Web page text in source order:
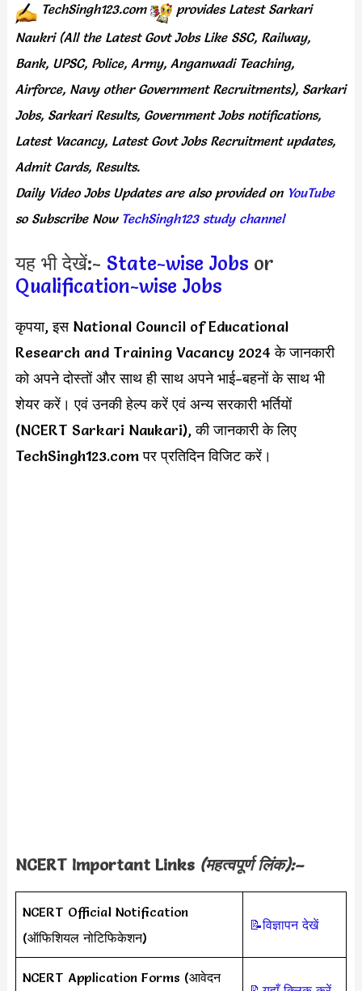
TechSingh123.com provides Latest Sarkari
Naukri (All the Latest Govt Jobs Like SSC, Railway,
Bank, UPSC, Police, Army, Anganwadi Teaching,
Airforce, Navy other Government Recruitments), Sarkari
Jobs, Sarkari Results, Government Jobs notifications,
Latest Vacancy, Latest Govt Jobs Recruitment updates,
Admit Cards, Results.
Daily Video Jobs Updates are also provided onYouTube
so Subscribe Now TechSingh123 study channel
यह भी देखें:- State-wise Jobs or
Qualification-wise Jobs
कृपया, इस National Council of Educational
Research and Training Vacancy 2024 के जानकारी
को अपने दोस्तों और साथ ही साथ अपने भाई-बहनों के साथ भी
शेयर करें। एवं उनकी हेल्प करें एवं अन्य सरकारी भर्तियों
(NCERT Sarkari Naukari), की जानकारी के लिए
TechSingh123.com पर प्रतिदिन विजिट करें।
NCERT Important Links (महत्वपूर्ण लिंक):–
NCERT Official Notification
(ऑफिशियल नोटिफिकेशन)
📝विज्ञापन देखें
NCERT Application Forms (आवेदन